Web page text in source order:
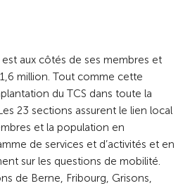
est aux côtés de ses membres et
million. Tout comme cette
du TCS dans toute la
23 sections assurent le lien local
et la population en
de services et d’activités et en
sur les questions de mobilité.
de Berne, Fribourg, Grisons,